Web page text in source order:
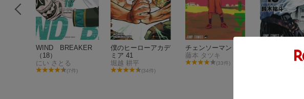
WIND BREAKER
（18）
にい さとる
(7件)
僕のヒーローアカデ
ミア 41
堀越 耕平
(34件)
チェンソーマン 18
藤本 タツキ
(33件)
SAKAMOTO